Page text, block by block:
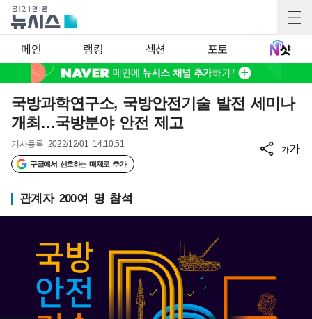
메인 랭킹 섹션 포토
국방과학연구소, 국방안전기술 발전 세미나
개최…국방분야 안전 제고
기사등록 2022/12/01 14:10:51
구글에서 선호하는 매체로 추가
가가
관계자 200여 명 참석